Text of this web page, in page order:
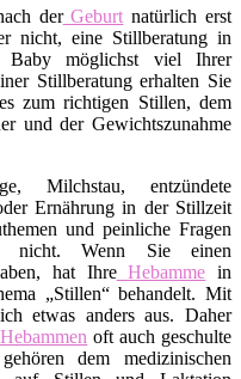
derGeburt natürlich erst
nicht, eine Stillberatung in
möglichst viel Ihrer
Stillberatung erhalten Sie
zum richtigen Stillen, dem
und der Gewichtszunahme
Milchstau, entzündete
Ernährung in der Stillzeit
und peinliche Fragen
nicht. Wenn Sie einen
hat IhreHebamme in
„Stillen“ behandelt. Mit
etwas anders aus. Daher
Hebammen oft auch geschulte
dem medizinischen